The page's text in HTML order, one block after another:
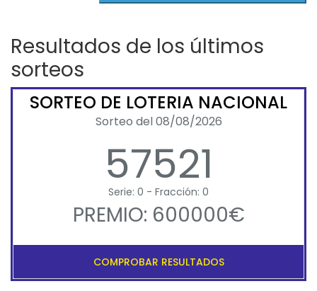
Resultados de los últimos
sorteos
SORTEO DE LOTERIA NACIONAL
Sorteo del 08/08/2026
57521
Serie: 0 - Fracción: 0
PREMIO: 600000€
COMPROBAR RESULTADOS